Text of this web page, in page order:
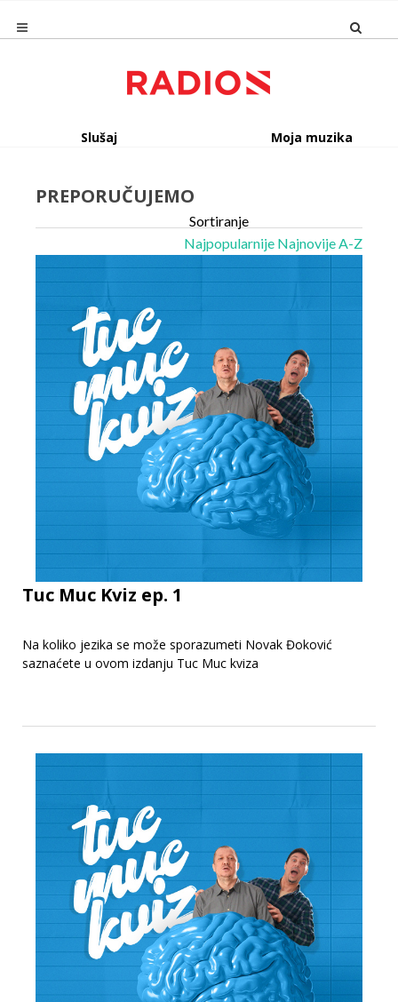
Slušaj Moja muzika
PREPORUČUJEMO
Sortiranje
Najpopularnije NajnovijeA-Z
Tuc Muc Kviz ep. 1
Na koliko jezika se može sporazumeti Novak Đoković
saznaćete u ovom izdanju Tuc Muc kviza